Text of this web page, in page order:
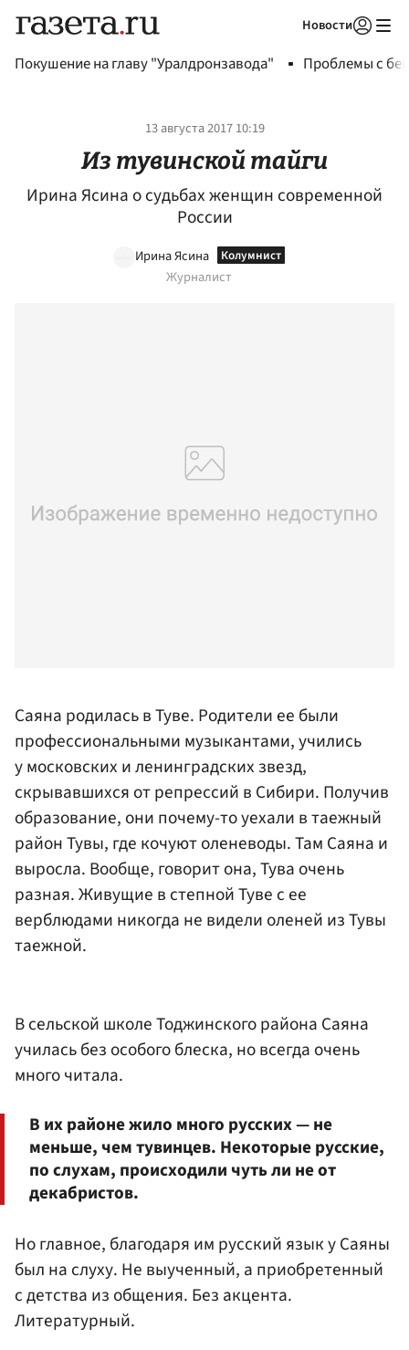
Новости
Покушение на главу "Уралдронзавода" Проблемы с
13 августа 2017 10:19
Из тувинской тайги
Ирина Ясина о судьбах женщин современной
России
Ирина Ясина
Журналист
Саяна родилась в Туве. Родители ее были
профессиональными музыкантами, учились
у московских и ленинградских звезд,
скрывавшихся от репрессий в Сибири. Получив
образование, они почему-то уехали в таежный
район Тувы, где кочуют оленеводы. Там Саяна и
выросла. Вообще, говорит она, Тува очень
разная. Живущие в степной Туве с ее
верблюдами никогда не видели оленей из Тувы
таежной.
В сельской школе Тоджинского района Саяна
училась без особого блеска, но всегда очень
много читала.
В их районе жило много русских — не
меньше, чем тувинцев. Некоторые русские,
по слухам, происходили чуть ли не от
декабристов.
Но главное, благодаря им русский язык у Саяны
был на слуху. Не выученный, а приобретенный
с детства из общения. Без акцента.
Литературный.